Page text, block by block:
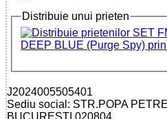
Distribuie unui prieten
J2024005505401
Sediu social: STR.POPA
BUCURESTI 020804